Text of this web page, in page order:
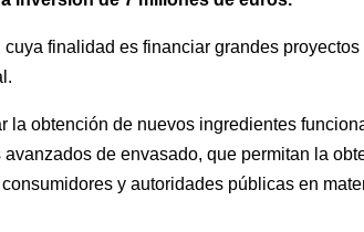
finalidad es financiar grandes proyectos
la obtención de nuevos ingredientes
de envasado, que permitan la
y autoridades públicas en